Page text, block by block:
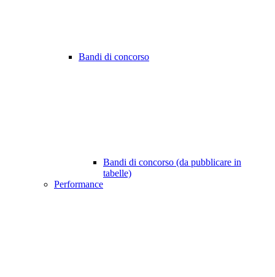
Bandi di concorso
Bandi di concorso (da pubblicare in
tabelle)
Performance